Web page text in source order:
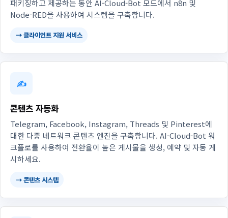
패키징하고 제공하는 동안 AI-Cloud-Bot 모드에서 n8n 및
Node-RED을 사용하여 시스템을 구축합니다.
→ 클라이언트 지원 서비스
✍️
콘텐츠 자동화
Telegram, Facebook, Instagram, Threads 및 Pinterest에
대한 다중 네트워크 콘텐츠 엔진을 구축합니다. AI-Cloud-Bot 워
크플로를 사용하여 전환율이 높은 게시물을 생성, 예약 및 자동 게
시하세요.
→ 콘텐츠 시스템